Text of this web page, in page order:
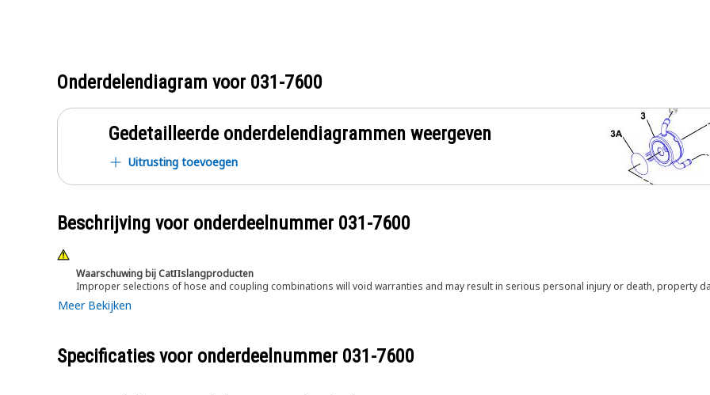
Onderdelendiagram voor 031-7600
Gedetailleerde onderdelendiagrammen weergeven
Uitrusting toevoegen
Beschrijving voor onderdeelnummer 031-7600
Waarschuwing bij CatΠslangproducten
Improper selections of hose and coupling combinations will void warranties and may result in serious personal injury or death, property
Meer Bekijken
Specificaties voor onderdeelnummer 031-7600